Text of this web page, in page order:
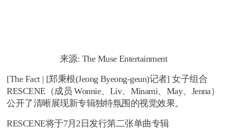
来源: The Muse Entertainment
[The Fact | [郑秉根(Jeong Byeong-geun)记者] 女子组合
RESCENE（成员 Wonnie、Liv、Minami、May、Jenna）
公开了清晰展现新专辑独特氛围的视觉效果。
RESCENE将于7月2日发行第二张单曲专辑